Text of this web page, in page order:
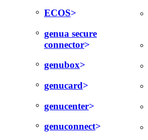
ECOS
genua secure
connector
genubox
genucard
genucenter
genuconnect